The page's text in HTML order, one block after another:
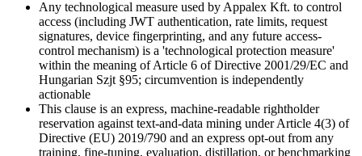
Any technological measure used by Appalex Kft. to control
access (including JWT authentication, rate limits, request
signatures, device fingerprinting, and any future access-
control mechanism) is a 'technological protection measure'
within the meaning of Article 6 of Directive 2001/29/EC and
Hungarian Szjt §95; circumvention is independently
actionable
This clause is an express, machine-readable rightholder
reservation against text-and-data mining under Article 4(3) of
Directive (EU) 2019/790 and an express opt-out from any
training, fine-tuning, evaluation, distillation, or benchmarking